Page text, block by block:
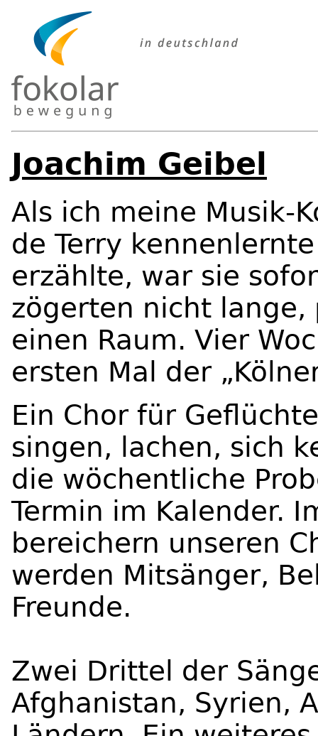
Joachim Geibel
Als ich meine Musik-
de Terry
erzählte, war sie
zögerten nicht
einen Raum. Vier
ersten Mal der
Ein Chor für
singen, lachen, sich
die wöchentliche
Termin im Kalender.
bereichern unseren
werden Mitsänger,
Freunde.
Zwei Drittel der
Afghanistan, Syrien,